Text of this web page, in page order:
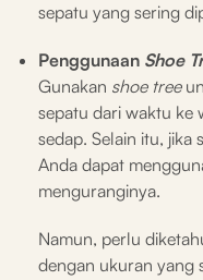
sepatu yang sering
Penggunaan Shoe
Gunakan shoe tree
sepatu dari waktu ke
sedap. Selain itu, jika
Anda dapat
menguranginya.
Namun, perlu
dengan ukuran yang